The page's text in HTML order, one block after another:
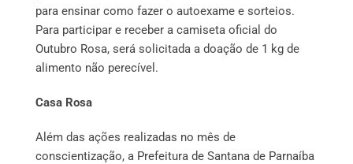
para ensinar como fazer o autoexame e sorteios.
Para participar e receber a camiseta oficial do
Outubro Rosa, será solicitada a doação de 1 kg de
alimento não perecível.
Casa Rosa
Além das ações realizadas no mês de
conscientização, a Prefeitura de Santana de Parnaíba